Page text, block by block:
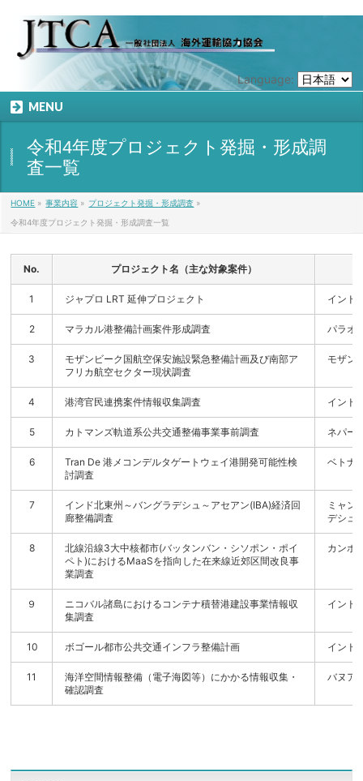
Language:
MENU
令和4年度プロジェクト発掘・形成調
査一覧
HOME » 事業内容 » プロジェクト発掘・形成調査 »
令和4年度プロジェクト発掘・形成調査一覧
No. プロジェクト名（主な対象案件）
1 ジャプロ LRT 延伸プロジェクト インド
2 マラカル港整備計画案件形成調査 パラオ
3
モザンビーク国航空保安施設緊急整備計画及び南部ア
フリカ航空セクター現状調査
モザン
4 港湾官民連携案件情報収集調査 インド
5 カトマンズ軌道系公共交通整備事業事前調査 ネパー
6
Tran De 港メコンデルタゲートウェイ港開発可能性検
討調査
ベトナ
7
インド北東州～バングラデシュ～アセアン(IBA)経済回
廊整備調査
ミャン
デシュ
8
北線沿線3大中核都市(バッタンバン・シソポン・ポイ
ペト)におけるMaaSを指向した在来線近郊区間改良事
業調査
カンボ
９
ニコバル諸島におけるコンテナ積替港建設事業情報収
集調査
インド
10 ボゴール都市公共交通インフラ整備計画 インド
11
海洋空間情報整備（電子海図等）にかかる情報収集・
確認調査
バヌア